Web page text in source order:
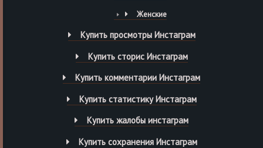
Женские
Купить просмотры Инстаграм
Купить сторис Инстаграм
Купить комментарии Инстаграм
Купить статистику Инстаграм
Купить жалобы инстаграм
Купить сохранения Инстаграм